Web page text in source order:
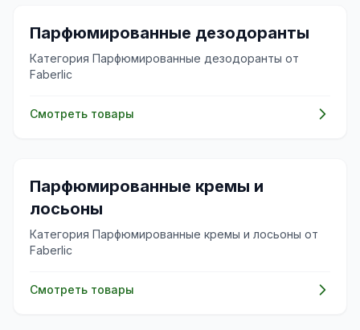
🌸
Парфюмированные дезодоранты
Категория Парфюмированные дезодоранты от
Faberlic
Смотреть товары
🌸
Парфюмированные кремы и
лосьоны
Категория Парфюмированные кремы и лосьоны от
Faberlic
Смотреть товары